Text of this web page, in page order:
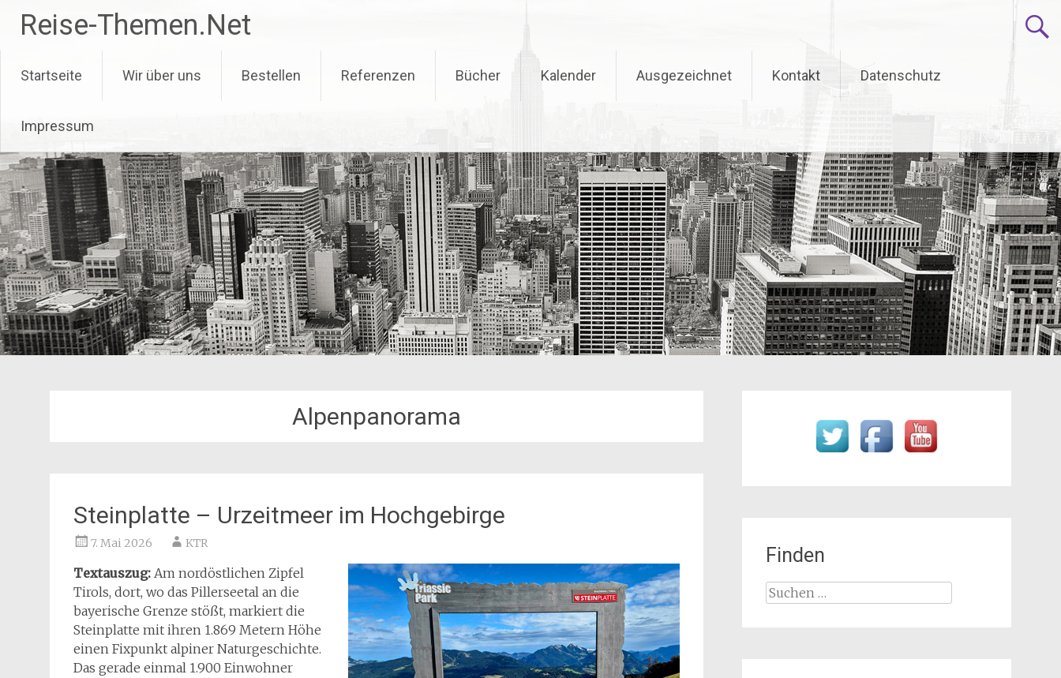
Inhalt
springen
Reise-Themen.Net
Startseite Wir über uns Bestellen Referenzen Bücher Kalender Ausgezeichnet Kontakt Datenschutz
Impressum
Alpenpanorama
Steinplatte – Urzeitmeer im Hochgebirge
7. Mai 2026 KTR
Textauszug: Am nordöstlichen Zipfel
Tirols, dort, wo das Pillerseetal an die
bayerische Grenze stößt, markiert die
Steinplatte mit ihren 1.869 Metern Höhe
einen Fixpunkt alpiner Naturgeschichte.
Das gerade einmal 1.900 Einwohner
Finden
Suchen